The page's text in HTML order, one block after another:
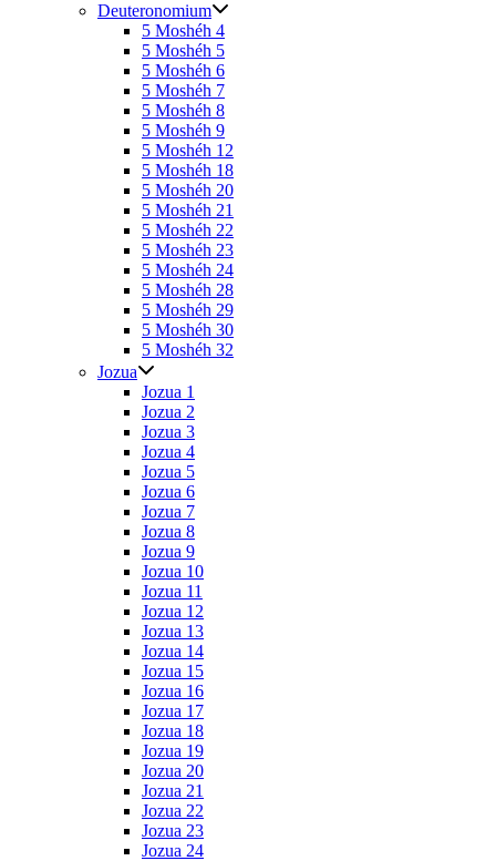
Deuteronomium
5 Moshéh 4
5 Moshéh 5
5 Moshéh 6
5 Moshéh 7
5 Moshéh 8
5 Moshéh 9
5 Moshéh 12
5 Moshéh 18
5 Moshéh 20
5 Moshéh 21
5 Moshéh 22
5 Moshéh 23
5 Moshéh 24
5 Moshéh 28
5 Moshéh 29
5 Moshéh 30
5 Moshéh 32
Jozua
Jozua 1
Jozua 2
Jozua 3
Jozua 4
Jozua 5
Jozua 6
Jozua 7
Jozua 8
Jozua 9
Jozua 10
Jozua 11
Jozua 12
Jozua 13
Jozua 14
Jozua 15
Jozua 16
Jozua 17
Jozua 18
Jozua 19
Jozua 20
Jozua 21
Jozua 22
Jozua 23
Jozua 24